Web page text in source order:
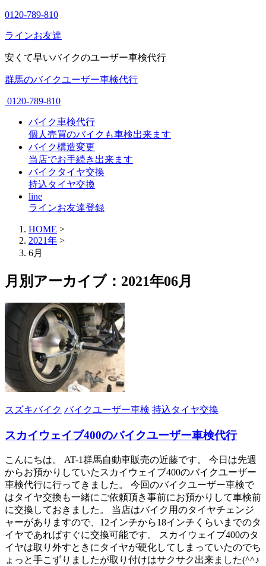
0120-789-810
ラインお友達
安くて早いバイクのユーザー車検代行
群馬のバイクユーザー車検代行
0120-789-810
バイク車検代行
個人売買のバイクも車検出来ます
バイク構造変更
当店でお手続き出来ます
バイクタイヤ交換
持込タイヤ交換
line
ラインお友達登録
HOME >
2021年 >
6月
月別アーカイブ：2021年06月
スズキバイク バイクユーザー車検 持込タイヤ交換
スカイウェイブ400のバイクユーザー車検代行
こんにちは。 AT-1群馬自動車販売の近藤です。 今日は先週
からお預かりしていたスカイウェイブ400のバイクユーザー
車検代行に行ってきました。 今回のバイクユーザー車検で
はタイヤ交換も一緒にご依頼頂き事前にお預かりして車検前
に交換しておきました。 当店はバイク用のタイヤチェンジ
ャーがありますので、12インチから18インチくらいまでのタ
イヤであればすぐに交換可能です。 スカイウェイブ400のタ
イヤは取り外すときにタイヤが硬化してしまっていたのでち
ょっと手こずりましたが取り付けはサクサク出来ました(^^♪